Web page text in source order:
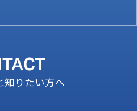
知りたい方へ